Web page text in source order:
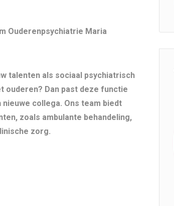
Ouderenpsychiatrie Maria
talenten als sociaal psychiatrisch
ouderen? Dan past deze functie
collega. Ons team biedt
zoals ambulante behandeling,
zorg.